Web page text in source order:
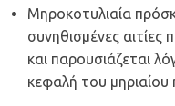
Μηροκοτυλιαία
συνηθισμένες
και παρουσιάζεται
κεφαλή του μηριαίου